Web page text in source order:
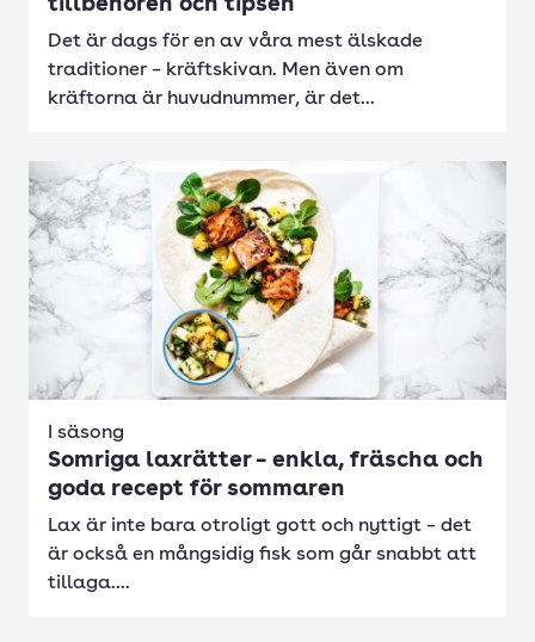
tillbehören och tipsen
Det är dags för en av våra mest älskade
traditioner – kräftskivan. Men även om
kräftorna är huvudnummer, är det...
I säsong
Somriga laxrätter – enkla, fräscha och
goda recept för sommaren
Lax är inte bara otroligt gott och nyttigt – det
är också en mångsidig fisk som går snabbt att
tillaga....